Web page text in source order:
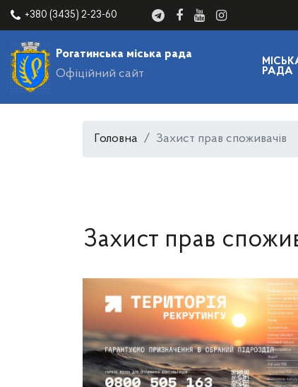
+380 (3435) 2-23-60
Рогатинська міська рада
Офіційний сайт
РАДА
Головна Захист прав споживачів
Захист прав